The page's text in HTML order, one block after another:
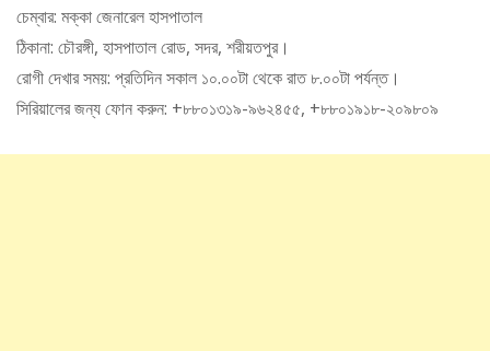
চেম্বার: মক্কা জেনারেল হাসপাতাল
ঠিকানা: চৌরঙ্গী, হাসপাতাল রোড, সদর, শরীয়তপুর।
রোগী দেখার সময়: প্রতিদিন সকাল ১০.০০টা থেকে রাত ৮.০০টা পর্যন্ত।
সিরিয়ালের জন্য ফোন করুন: +৮৮০১৩১৯-৯৬২৪৫৫, +৮৮০১৯১৮-২০৯৮০৯